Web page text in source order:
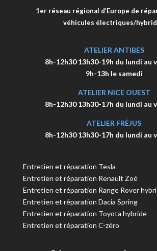
1er réseau régional d’Europe de
véhicules électriques/
ATELIER ANTIBES
8h-12h30 13h30-19h du lundi au
9h-13h le samedi
ATELIER NICE OUEST
8h-12h30 13h30-17h du lundi au
ATELIER FRÉJUS
8h-12h30 13h30-17h du lundi au
Entretien et réparation Tesla
Entretien et réparation Renault Zoé
Entretien et réparation Range Rover
Entretien et réparation Dacia Spring
Entretien et réparation Toyota hybride
Entretien et réparation C-zéro